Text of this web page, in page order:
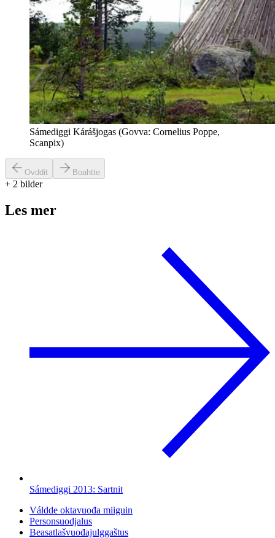
Sámediggi Kárášjogas (Govva: Cornelius Poppe,
Scanpix)
Ovddit Boahtte
+ 2 bilder
Les mer
Sámediggi 2013: Sartnit
Váldde oktavuođa miiguin
Personsuodjalus
Beasatlašvuođajulggaštus